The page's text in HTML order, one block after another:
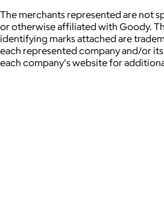
The merchants represented are not
or otherwise affiliated with Goody.
identifying marks attached are
each represented company and/or
each company's website for